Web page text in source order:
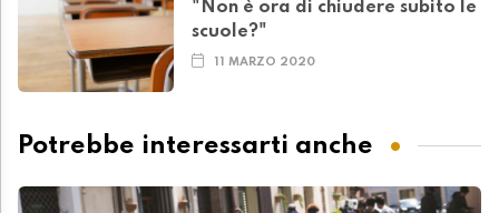
"Non è ora di chiudere subito le
scuole?"
11 MARZO 2020
Potrebbe interessarti anche